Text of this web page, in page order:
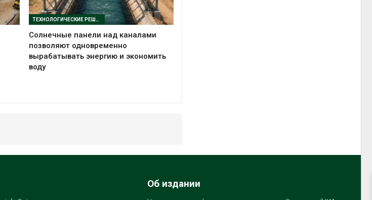
ТЕХНОЛОГИЧЕСКИЕ РЕШЕНИЯ
Солнечные панели над каналами
позволяют одновременно
вырабатывать энергию и экономить
воду
Об издании